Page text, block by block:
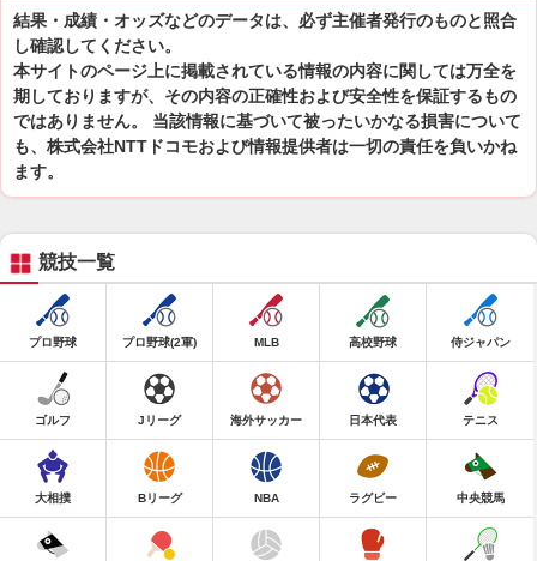
結果・成績・オッズなどのデータは、必ず主催者発行のものと照合
し確認してください。
本サイトのページ上に掲載されている情報の内容に関しては万全を
期しておりますが、その内容の正確性および安全性を保証するもの
ではありません。 当該情報に基づいて被ったいかなる損害について
も、株式会社NTTドコモおよび情報提供者は一切の責任を負いかね
ます。
競技一覧
プロ野球 プロ野球(2軍) MLB 高校野球 侍ジャパン
ゴルフ Jリーグ 海外サッカー 日本代表 テニス
大相撲 Bリーグ NBA ラグビー 中央競馬